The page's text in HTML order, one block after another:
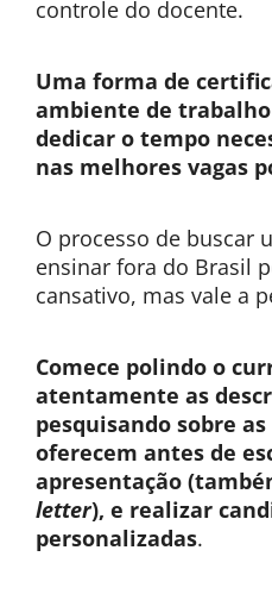
controle do docente.
Uma forma de
ambiente de
dedicar o tempo
nas melhores vagas
O processo de buscar
ensinar fora do Brasil
cansativo, mas vale a
Comece polindo o
atentamente as
pesquisando sobre
oferecem antes de
apresentação
letter), e realizar
personalizadas.